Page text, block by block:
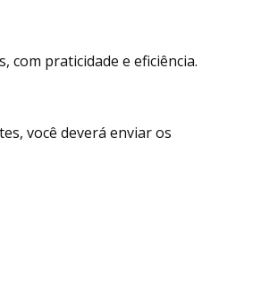
com praticidade e eficiência.
você deverá enviar os